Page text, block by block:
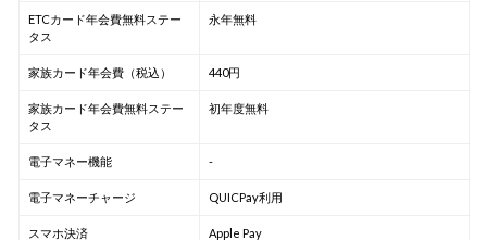
ETCカード年会費無料ステー
タス
永年無料
家族カード年会費（税込） 440円
家族カード年会費無料ステー
タス
初年度無料
電子マネー機能 -
電子マネーチャージ QUICPay利用
スマホ決済 Apple Pay